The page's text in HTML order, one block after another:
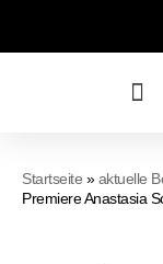
Startseite »aktuelle
Premiere Anastasia